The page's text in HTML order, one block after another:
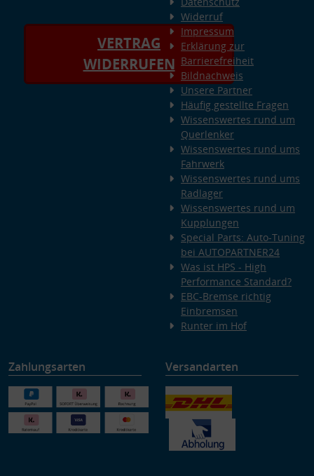
VERTRAG
WIDERRUFEN
Widerruf
Impressum
Erklärung zur
Barrierefreiheit
Bildnachweis
Unsere Partner
Häufig gestellte Fragen
Wissenswertes rund um
Querlenker
Wissenswertes rund ums
Fahrwerk
Wissenswertes rund ums
Radlager
Wissenswertes rund um
Kupplungen
Special Parts: Auto-Tuning
bei AUTOPARTNER24
Was ist HPS - High
Performance Standard?
EBC-Bremse richtig
Einbremsen
Runter im Hof
Zahlungsarten Versandarten